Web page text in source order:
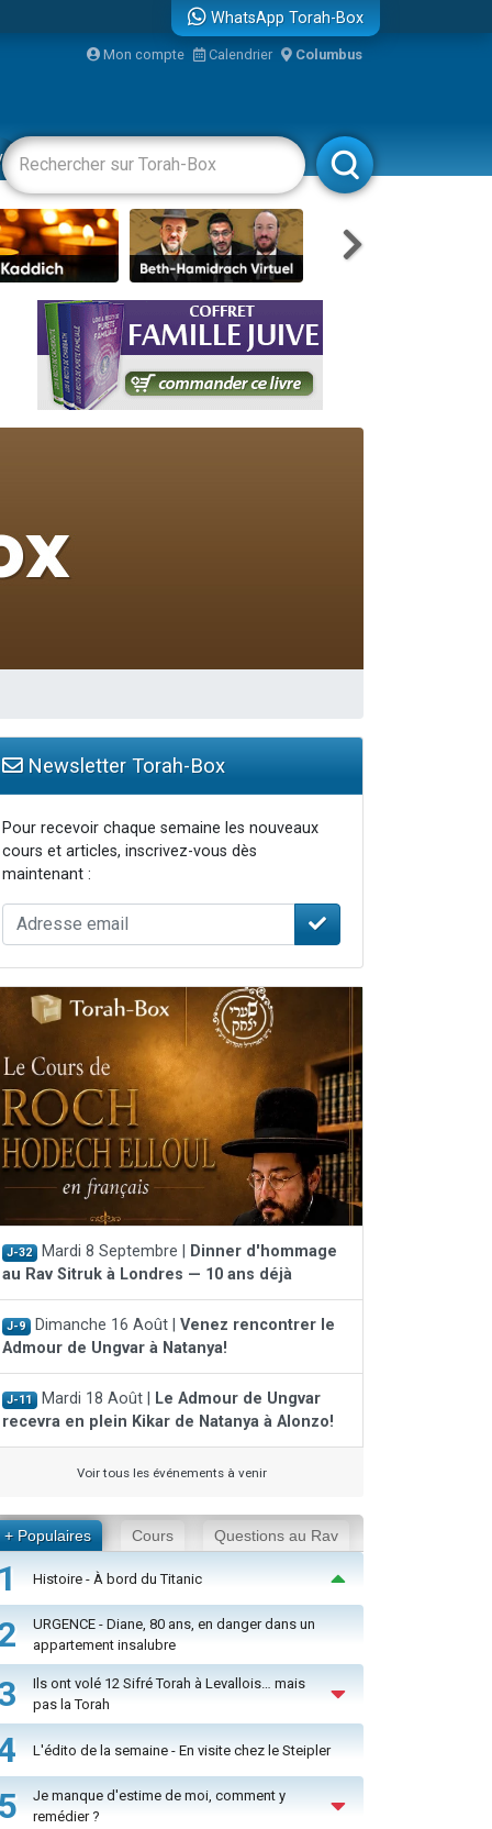
WhatsApp Torah-Box
Mon compte Calendrier Columbus
Livres Rabbanim
Newsletter Torah-Box
Pour recevoir chaque semaine les nouveaux
cours et articles, inscrivez-vous dès
maintenant :
J-32 Mardi 8 Septembre |
Dinner d'hommage
au Rav Sitruk à Londres — 10 ans déjà
J-9 Dimanche 16 Août | Venez rencontrer le
Admour de Ungvar à Natanya!
J-11 Mardi 18 Août |
Le Admour de Ungvar
recevra en plein Kikar de Natanya à Alonzo!
Voir tous les événements à venir
+ Populaires Cours Questions au Rav
Histoire - À bord du Titanic
URGENCE - Diane, 80 ans, en danger dans un
appartement insalubre
Ils ont volé 12 Sifré Torah à Levallois… mais
pas la Torah
L'édito de la semaine - En visite chez le Steipler
Je manque d'estime de moi, comment y
remédier ?